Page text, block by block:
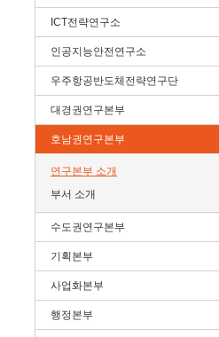
ICT전략연구소
인공지능안전연구소
우주항공반도체전략연구단
대경권연구본부
호남권연구본부
연구본부 소개
부서 소개
수도권연구본부
기획본부
사업화본부
행정본부